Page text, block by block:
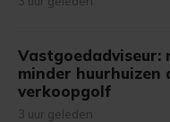
Vastgoedadviseur:
minder huurhuizen
verkoopgolf
3 uur geleden